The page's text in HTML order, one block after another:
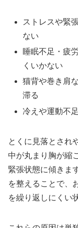
ストレスや緊
ない
睡眠不足・疲
くいかない
猫背や巻き肩
滞る
冷えや運動不
とくに見落とされ
中が丸まり胸が縮
緊張状態に傾きま
を整えることで、
を繰り返しにくい